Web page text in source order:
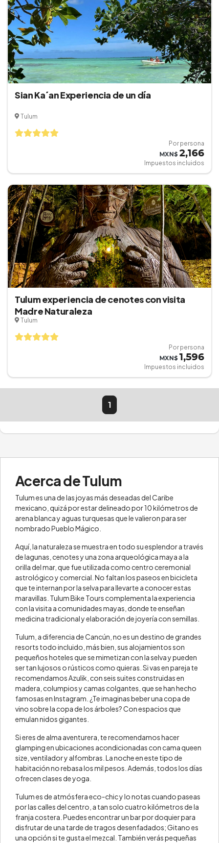
Sian Ka´an Experiencia de un día
Tulum
Por persona
MXN$ 2,166
Impuestos incluidos
Tulum experiencia de cenotes con visita
Madre Naturaleza
Tulum
Por persona
MXN$ 1,596
Impuestos incluidos
1
Acerca de Tulum
Tulum es una de las joyas más deseadas del Caribe
mexicano, quizá por estar delineado por 10 kilómetros de
arena blanca y aguas turquesas que le valieron para ser
nombrado Pueblo Mágico.
Aquí, la naturaleza se muestra en todo su esplendor a través
de lagunas, cenotes y una zona arqueológica maya a la
orilla del mar, que fue utilizada como centro ceremonial
astrológico y comercial. No faltan los paseos en bicicleta
que te internan por la selva para llevarte a conocer estas
maravillas. Tulum Bike Tours complementa la experiencia
con la visita a comunidades mayas, donde te enseñan
medicina tradicional y elaboración de joyería con semillas.
Tulum, a diferencia de Cancún, no es un destino de grandes
resorts todo incluido, más bien, sus alojamientos son
pequeños hoteles que se mimetizan con la selva y pueden
ser tan lujosos o rústicos como quieras. Si vas en pareja te
recomendamos Azulik, con seis suites construidas en
madera, columpios y camas colgantes, que se han hecho
famosas en Instagram. ¿Te imaginas beber una copa de
vino sobre la copa de los árboles? Con espacios que
emulan nidos gigantes.
Si eres de alma aventurera, te recomendamos hacer
glamping en ubicaciones acondicionadas con cama queen
size, ventilador y alfombras. La noche en este tipo de
habitación no rebasa los mil pesos. Además, todos los días
ofrecen clases de yoga.
Tulum es de atmósfera eco-chic y lo notas cuando paseas
por las calles del centro, a tan solo cuatro kilómetros de la
franja costera. Puedes encontrar un bar por doquier para
disfrutar de una tarde de tragos desenfadados; Gitano es
una opción si te gusta el mezcal. También verás pequeñas